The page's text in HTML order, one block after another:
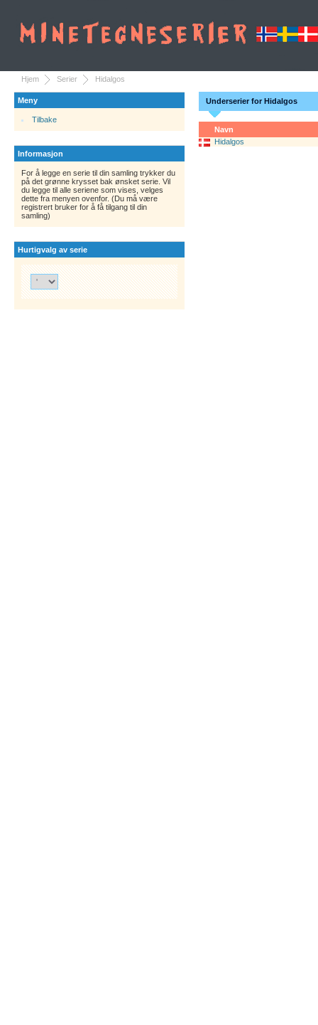
Hjem Serier Hidalgos
Meny
Tilbake
Informasjon
For å legge en serie til din samling trykker du
på det grønne krysset bak ønsket serie. Vil
du legge til alle seriene som vises, velges
dette fra menyen ovenfor. (Du må være
registrert bruker for å få tilgang til din
samling)
Hurtigvalg av serie
Underserier for Hidalgos
Navn
Hidalgos